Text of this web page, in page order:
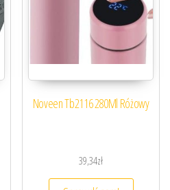
Noveen Tb2116 280Ml Różowy
39,34zł